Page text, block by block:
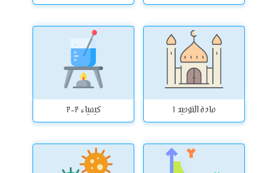
مادة التوحيد ۱ كيمياء 2-2